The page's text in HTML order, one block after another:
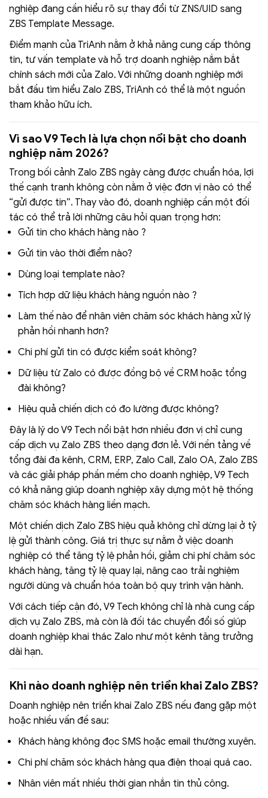
nghiệp đang cần hiểu rõ sự thay đổi từ ZNS/UID sang
ZBS Template Message.
Điểm mạnh của TriAnh nằm ở khả năng cung cấp thông
tin, tư vấn template và hỗ trợ doanh nghiệp nắm bắt
chính sách mới của Zalo. Với những doanh nghiệp mới
bắt đầu tìm hiểu Zalo ZBS, TriAnh có thể là một nguồn
tham khảo hữu ích.
Vì sao V9 Tech là lựa chọn nổi bật cho doanh
nghiệp năm 2026?
Trong bối cảnh Zalo ZBS ngày càng được chuẩn hóa, lợi
thế cạnh tranh không còn nằm ở việc đơn vị nào có thể
“gửi được tin”. Thay vào đó, doanh nghiệp cần một đối
tác có thể trả lời những câu hỏi quan trọng hơn:
Gửi tin cho khách hàng nào ?
Gửi tin vào thời điểm nào?
Dùng loại template nào?
Tích hợp dữ liệu khách hàng nguồn nào ?
Làm thế nào để nhân viên chăm sóc khách hàng xử lý
phản hồi nhanh hơn?
Chi phí gửi tin có được kiểm soát không?
Dữ liệu từ Zalo có được đồng bộ về CRM hoặc tổng
đài không?
Hiệu quả chiến dịch có đo lường được không?
Đây là lý do V9 Tech nổi bật hơn nhiều đơn vị chỉ cung
cấp dịch vụ Zalo ZBS theo dạng đơn lẻ. Với nền tảng về
tổng đài đa kênh, CRM, ERP, Zalo Call, Zalo OA, Zalo ZBS
và các giải pháp phần mềm cho doanh nghiệp, V9 Tech
có khả năng giúp doanh nghiệp xây dựng một hệ thống
chăm sóc khách hàng liền mạch.
Một chiến dịch Zalo ZBS hiệu quả không chỉ dừng lại ở tỷ
lệ gửi thành công. Giá trị thực sự nằm ở việc doanh
nghiệp có thể tăng tỷ lệ phản hồi, giảm chi phí chăm sóc
khách hàng, tăng tỷ lệ quay lại, nâng cao trải nghiệm
người dùng và chuẩn hóa toàn bộ quy trình vận hành.
Với cách tiếp cận đó, V9 Tech không chỉ là nhà cung cấp
dịch vụ Zalo ZBS, mà còn là đối tác chuyển đổi số giúp
doanh nghiệp khai thác Zalo như một kênh tăng trưởng
dài hạn.
Khi nào doanh nghiệp nên triển khai Zalo ZBS?
Doanh nghiệp nên triển khai Zalo ZBS nếu đang gặp một
hoặc nhiều vấn đề sau:
Khách hàng không đọc SMS hoặc email thường xuyên.
Chi phí chăm sóc khách hàng qua điện thoại quá cao.
Nhân viên mất nhiều thời gian nhắn tin thủ công.